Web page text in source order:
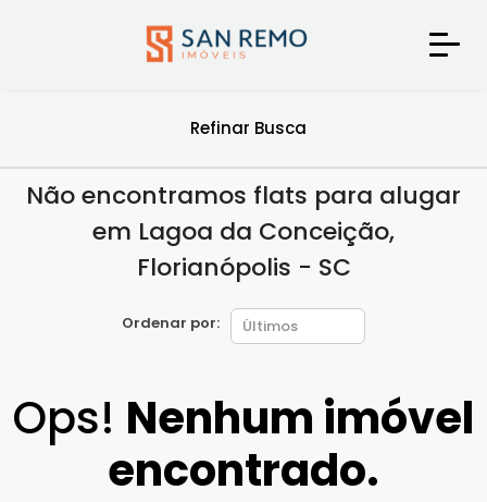
Refinar Busca
Não encontramos flats para alugar
em Lagoa da Conceição,
Florianópolis - SC
Ordenar por:
Ops! Nenhum imóvel
encontrado.